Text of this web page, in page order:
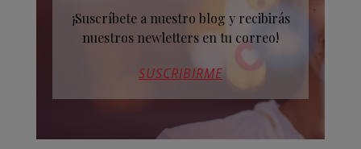
¡Suscríbete a nuestro blog y recibirás
nuestros newletters en tu correo!
SUSCRIBIRME